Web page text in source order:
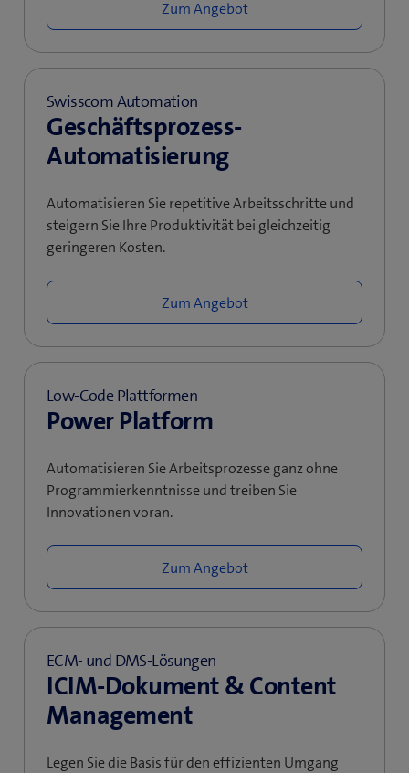
Zum Angebot
Swisscom Automation
Geschäftsprozess-
Automatisierung
Automatisieren Sie repetitive Arbeitsschritte und
steigern Sie Ihre Produktivität bei gleichzeitig
geringeren Kosten.
Zum Angebot
Low-Code Plattformen
Power Platform
Automatisieren Sie Arbeitsprozesse ganz ohne
Programmierkenntnisse und treiben Sie
Innovationen voran.
Zum Angebot
ECM- und DMS-Lösungen
ICIM-Dokument & Content
Management
Legen Sie die Basis für den effizienten Umgang